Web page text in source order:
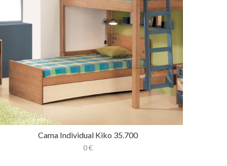
Cama Individual Kiko 35.700
0€